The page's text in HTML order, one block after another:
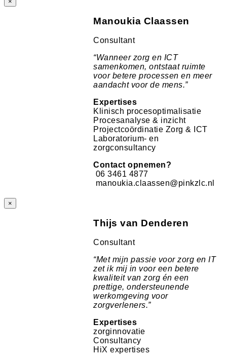
Manoukia Claassen
Consultant
“Wanneer zorg en ICT
samenkomen, ontstaat ruimte
voor betere processen en meer
aandacht voor de mens.”
Expertises
Klinisch procesoptimalisatie
Procesanalyse & inzicht
Projectcoördinatie Zorg & ICT
Laboratorium- en
zorgconsultancy
Contact opnemen?
06 3461 4877
manoukia.claassen@pinkzlc.nl
×
Thijs van Denderen
Consultant
“Met mijn passie voor zorg en IT
zet ik mij in voor een betere
kwaliteit van zorg én een
prettige, ondersteunende
werkomgeving voor
zorgverleners.”
Expertises
zorginnovatie
Consultancy
HiX expertises